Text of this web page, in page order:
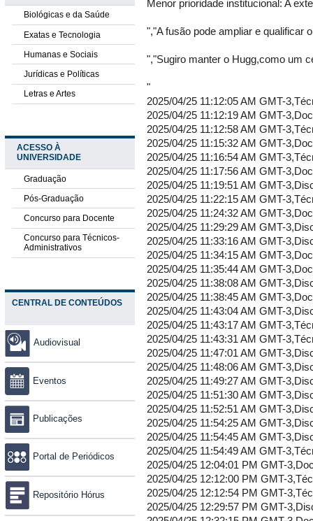
Biológicas e da Saúde
Exatas e Tecnologia
Humanas e Sociais
Jurídicas e Políticas
Letras e Artes
ACESSO À
UNIVERSIDADE
Graduação
Pós-Graduação
Concurso para Docente
Concurso para Técnicos-
Administrativos
CENTRAL DE CONTEÚDOS
Audiovisual
Eventos
Publicações
Portal de Periódicos
Repositório Hórus
04/25 11:54:49 AM GMT-3,Técnico administrativo,Não tenho conhecimento para opinar,Não tenho conhecimento para opinar,Não tenho conhecimento para opinar,Não tenho conhecimento para opinar,Não tenho conhecimento para opinar,Não tenho conhecimento para opinar
2025/04/25 12:04:01 PM GMT-3,Docente,Mais oportunidades de aprendizado pros alunos. Trazendo mais vivências e experiências pros acadêmicos de medicina e áreas da saúde ,Não vejo problemas ,"Um impacto positivo, visto que o HUGG é um hospital pequeno e não consegue dar apoio a todos os alunos que necessitam dele como centro de educação.",,,"O HUGG poderia ficar responsável pela iniciação dos alunos à prática médica, como as aulas de Semiologia e clínica, mas que o HFSE ficasse responsável por atividades maiores como o internato e atividades de maior complexidade."
2025/04/25 12:12:00 PM GMT-3,Técnico administrativo,Nenhum ! Serão mais áreas que precisam de muito investimento - mal damos conta dos nossos ,Mais um grande problema que não conseguiremos resolver !,Talvez aumente os cenários de prática ,Vai